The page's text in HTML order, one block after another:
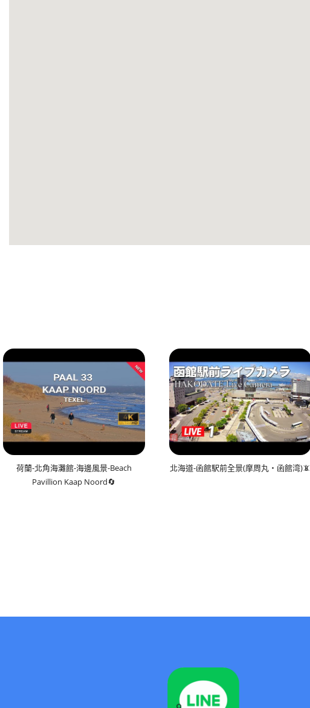
荷蘭-北角海灘館-海邊風景-Beach
Pavillion Kaap Noord🔄
北海道-函館駅前全景(摩周丸・函館湾)📵